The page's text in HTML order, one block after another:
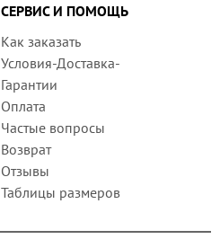
СЕРВИС И ПОМОЩЬ
Как заказать
Условия-Доставка-
Гарантии
Оплата
Частые вопросы
Возврат
Отзывы
Таблицы размеров